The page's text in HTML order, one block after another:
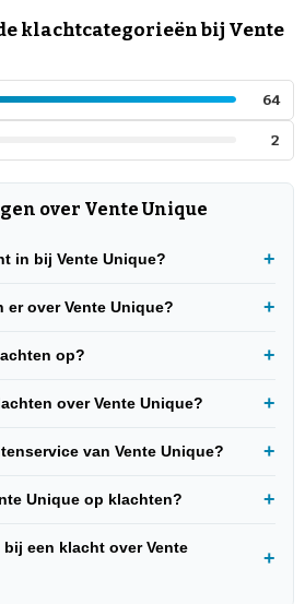
klachtcategorieën bij Vente
64
2
over Vente Unique
in bij Vente Unique?
er over Vente Unique?
op?
over Vente Unique?
van Vente Unique?
Unique op klachten?
een klacht over Vente